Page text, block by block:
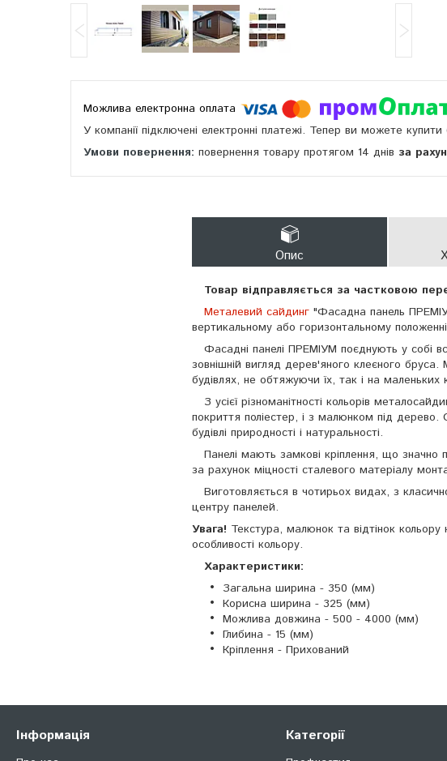
У компанії підключені електронні платежі. Тепер ви можете
повернення товару протягом 14 днів за
Опис
Товар відправляється за частковою
Металевий сайдинг "Фасадна панель
вертикальному або горизонтальному
Фасадні панелі ПРЕМІУМ поєднують у собі
зовнішній вигляд дерев'яного клеєного
будівлях, не обтяжуючи їх, так і на маленьких
З усієї різноманітності кольорів
покриття поліестер, і з малюнком під
будівлі природності і натуральності.
Панелі мають замкові кріплення, що
за рахунок міцності сталевого матеріалу
Виготовляється в чотирьох видах, з
центру панелей.
Увага! Текстура, малюнок та відтінок
особливості кольору.
Характеристики:
Загальна ширина - 350 (мм)
Корисна ширина - 325 (мм)
Можлива довжина - 500 - 4000 (мм)
Глибина - 15 (мм)
Кріплення - Прихований
Інформація Категорії